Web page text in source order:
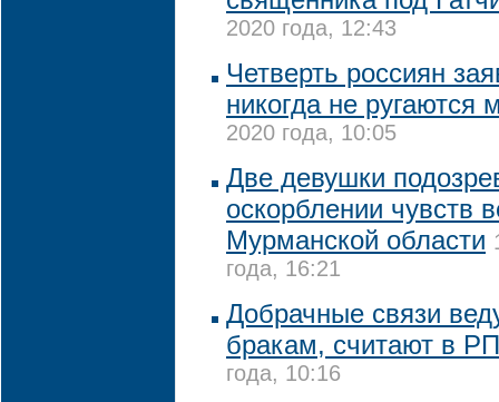
2020 года, 12:43
Четверть россиян
никогда не ругаются
2020 года, 10:05
Две девушки
оскорблении чувств
Мурманской области
года, 16:21
Добрачные связи
бракам, считают в
года, 10:16